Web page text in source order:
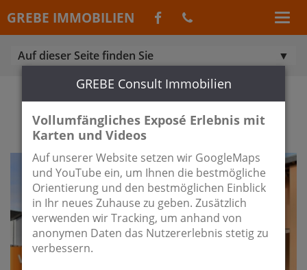
GREBE IMMOBILIEN
Auf dieser Seite finden Sie
IMMOBILIEN AUS NUTHE-
URSTROMTAL / JÄNICKENDORF
GREBE Consult Immobilien
Vollumfängliches Exposé Erlebnis mit
Karten und Videos
Auf unserer Website setzen wir GoogleMaps
und YouTube ein, um Ihnen die bestmögliche
Orientierung und den bestmöglichen Einblick
in Ihr neues Zuhause zu geben. Zusätzlich
verwenden wir Tracking, um anhand von
anonymen Daten das Nutzererlebnis stetig zu
verbessern.